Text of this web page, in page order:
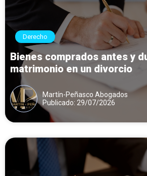
Derecho
Bienes comprados antes y
matrimonio en un divorcio
Martín-Peñasco Abogados
Publicado: 29/07/2026